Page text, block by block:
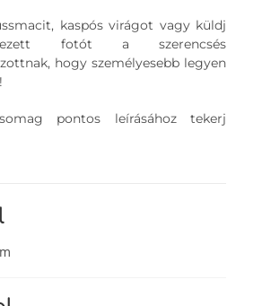
kaspós virágot vagy küldj
fotót a szerencsés
hogy személyesebb legyen
pontos leírásához tekerj